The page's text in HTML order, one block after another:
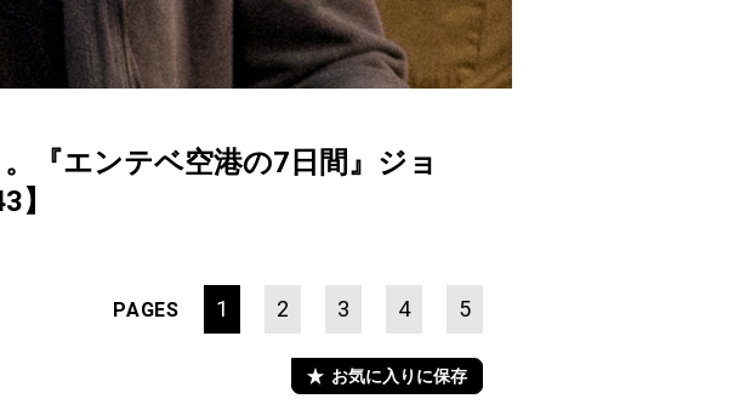
『エンテベ空港の7日間』ジョ
】
PAGES 1 2 3 4 5
お気に入りに保存